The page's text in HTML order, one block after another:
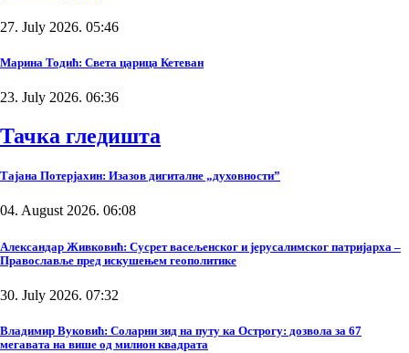
27. July 2026. 05:46
Марина Тодић: Света царица Кетеван
23. July 2026. 06:36
Тачка гледишта
Тајана Потерјахин: Изазов дигиталне „духовности”
04. August 2026. 06:08
Александар Живковић: Сусрет васељенског и јерусалимског патријарха –
Православље пред искушењем геополитике
30. July 2026. 07:32
Владимир Вуковић: Соларни зид на путу ка Острогу: дозвола за 67
мегавата на више од милион квадрата